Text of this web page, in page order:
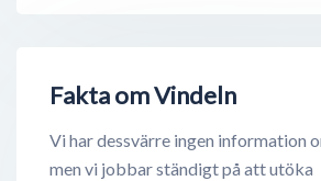
Fakta om Vindeln
Vi har dessvärre ingen information
men vi jobbar ständigt på att utöka